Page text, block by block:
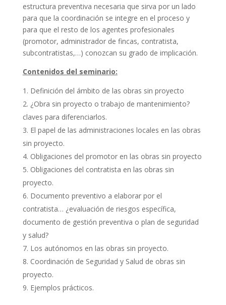
estructura preventiva necesaria que sirva por un lado
para que la coordinación se integre en el proceso y
para que el resto de los agentes profesionales
(promotor, administrador de fincas, contratista,
subcontratistas,…) conozcan su grado de implicación.
Contenidos del seminario:
Definición del ámbito de las obras sin proyecto
¿Obra sin proyecto o trabajo de mantenimiento?
claves para diferenciarlos.
El papel de las administraciones locales en las obras
sin proyecto.
Obligaciones del promotor en las obras sin proyecto
Obligaciones del contratista en las obras sin
proyecto.
Documento preventivo a elaborar por el
contratista… ¿evaluación de riesgos específica,
documento de gestión preventiva o plan de seguridad
y salud?
Los autónomos en las obras sin proyecto.
Coordinación de Seguridad y Salud de obras sin
proyecto.
Ejemplos prácticos.